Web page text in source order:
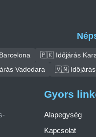
🇵🇰 Időjárás
Vadodara 🇻🇳 Időjárás
Gyors
Alapegység
Kapcsolat